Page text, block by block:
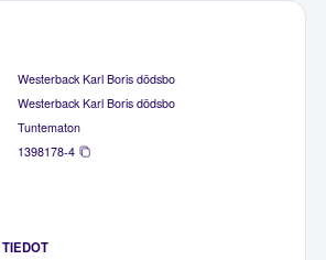
Westerback Karl Boris dödsbo
Westerback Karl Boris dödsbo
Tuntematon
1398178-4